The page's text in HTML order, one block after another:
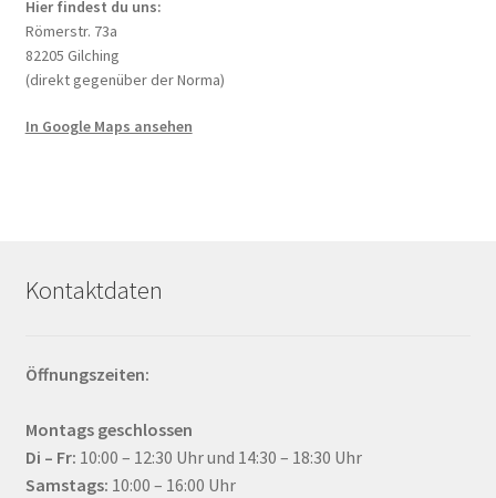
Hier findest du uns:
Römerstr. 73a
82205 Gilching
(direkt gegenüber der Norma)
In Google Maps ansehen
Kontaktdaten
Öffnungszeiten:
Montags geschlossen
Di – Fr: 10:00 – 12:30 Uhr und 14:30 – 18:30 Uhr
Samstags: 10:00 – 16:00 Uhr